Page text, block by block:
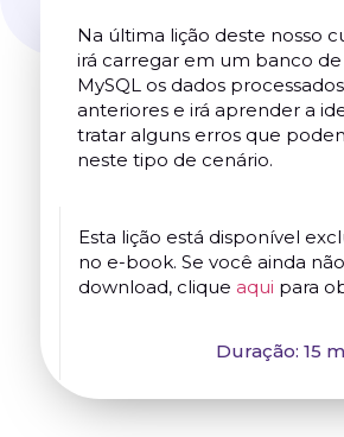
Na última lição deste nosso
irá carregar em um banco
MySQL os dados
anteriores e irá aprender a
tratar alguns erros que
neste tipo de cenário.
Esta lição está disponível
no e-book. Se você ainda
download, clique aqui para
Duração: 15